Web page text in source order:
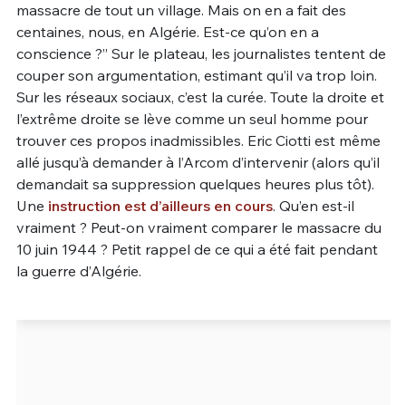
massacre de tout un village. Mais on en a fait des
centaines, nous, en Algérie. Est-ce qu’on en a
conscience ?” Sur le plateau, les journalistes tentent de
couper son argumentation, estimant qu’il va trop loin.
Sur les réseaux sociaux, c’est la curée. Toute la droite et
l’extrême droite se lève comme un seul homme pour
trouver ces propos inadmissibles. Eric Ciotti est même
allé jusqu’à demander à l’Arcom d’intervenir (alors qu’il
demandait sa suppression quelques heures plus tôt).
Une instruction est d’ailleurs en cours. Qu’en est-il
vraiment ? Peut-on vraiment comparer le massacre du
10 juin 1944 ? Petit rappel de ce qui a été fait pendant
la guerre d’Algérie.
C'EST PARTI